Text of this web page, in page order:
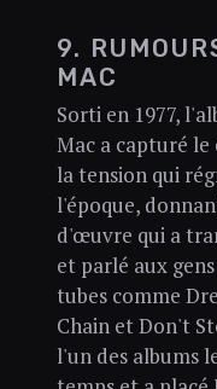
9.
MAC
Sorti en 1977,
Mac a capturé
la tension qui
l'époque,
d'œuvre qui a
et parlé aux
tubes comme
Chain et Don't
l'un des albums